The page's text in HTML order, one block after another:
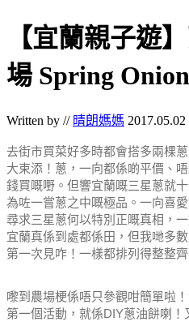
【宜蘭親子遊
場 Spring
Written by // 晴朗媽媽 2017.05.02
去街市買菜好多時都會搭多兩棵
大束添！ 蔥，一向都係啲平價、
錢買嘅嘢。 但響宜蘭嘅三星蔥就
為咗一嘗蔥之中嘅極品。 一向喜
尋求三星蔥何以特別正嘅真相，
宜蘭真係到處都係田，但我哋多
第一次見咋！一樣都排列得整整
嚟到農場梗係唔只參觀咁簡單啦
第一個活動，就係DIY蔥油餅喇！